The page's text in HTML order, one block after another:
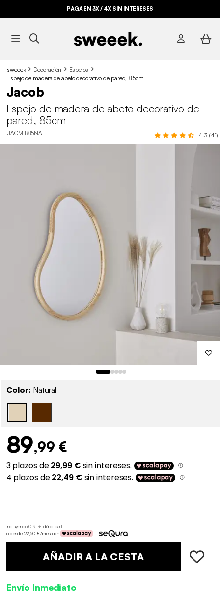
PAGA EN 3X / 4X SIN INTERESES
sweeek Decoración
Espejos
Espejo de madera de abeto decorativo de pared, 85cm
Jacob
Espejo de madera de abeto decorativo de
pared, 85cm
IJACMIR85NAT 4.3 (41)
Color: Natural
89,99 €
Incluyendo 0,91 € d'éco-part.
o desde 22,50 €/mes con
AÑADIR A LA CESTA
Envío inmediato